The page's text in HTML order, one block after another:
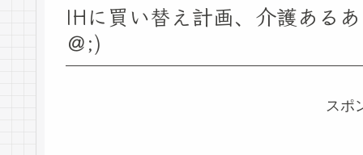
IHに買い替え計画、介護ある
＠;)
スポ